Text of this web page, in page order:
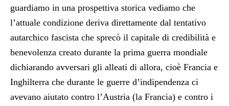
guardiamo in una prospettiva storica vediamo che
l’attuale condizione deriva direttamente dal tentativo
autarchico fascista che sprecò il capitale di credibilità e
benevolenza creato durante la prima guerra mondiale
dichiarando avversari gli alleati di allora, cioè Francia e
Inghilterra che durante le guerre d’indipendenza ci
avevano aiutato contro l’Austria (la Francia) e contro i